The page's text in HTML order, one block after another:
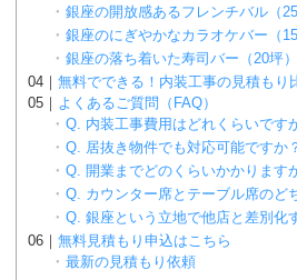
銀座の開放感あるフレンチバル（25
銀座のにぎやかなカラオケバー（15
銀座の落ち着いた寿司バー（20坪）
無料でできる！内装工事の見積もり
よくあるご質問（FAQ）
Q. 内装工事費用はどれくらいです
Q. 居抜き物件でも対応可能ですか
Q. 開業までどのくらいかかります
Q. カウンター席とテーブル席のど
Q. 銀座という立地で他店と差別化
無料見積もり申込はこちら
最新の見積もり依頼